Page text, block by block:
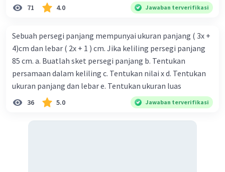
x = (-(-3) ± √((-3)² - 4 * 2 * (-9))) / (2 * 2)
x = (3 ± √81) / 4
x = (3 ± 9) / 4
Kita memiliki dua solusi:
x₁ = (3 + 9) / 4 = 12 / 4 = 3
71 4.0 Jawaban terverifikasi
Sebuah persegi panjang mempunyai ukuran panjang ( 3x +
4)cm dan lebar ( 2x + 1 ) cm. Jika keliling persegi panjang
85 cm. a. Buatlah sket persegi panjang b. Tentukan
persamaan dalam keliling c. Tentukan nilai x d. Tentukan
ukuran panjang dan lebar e. Tentukan ukuran luas
36 5.0 Jawaban terverifikasi